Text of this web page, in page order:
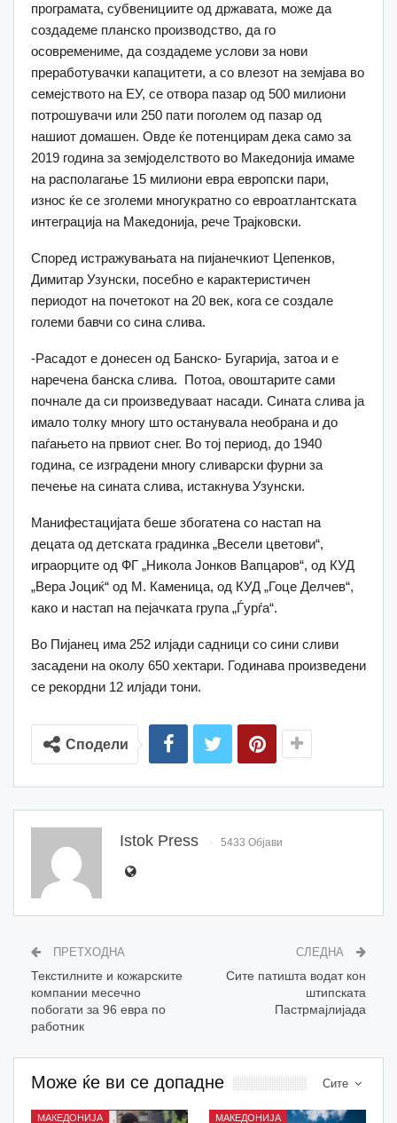
програмата, субвенициите од државата, може да
создадеме планско производство, да го
осовремениме, да создадеме услови за нови
преработувачки капацитети, а со влезот на земјава во
семејството на ЕУ, се отвора пазар од 500 милиони
потрошувачи или 250 пати поголем од пазар од
нашиот домашен. Овде ќе потенцирам дека само за
2019 година за земјоделството во Македонија имаме
на располагање 15 милиони евра европски пари,
износ ќе се зголеми многукратно со евроатлантската
интеграција на Македонија, рече Трајковски.
Според истражувањата на пијанечкиот Цепенков,
Димитар Узунски, посебно е карактеристичен
периодот на почетокот на 20 век, кога се создале
големи бавчи со сина слива.
-Расадот е донесен од Банско- Бугарија, затоа и е
наречена банска слива. Потоа, овоштарите сами
почнале да си произведуваат насади. Сината слива ја
имало толку многу што останувала необрана и до
паѓањето на првиот снег. Во тој период, до 1940
година, се изградени многу сливарски фурни за
печење на сината слива, истакнува Узунски.
Манифестацијата беше збогатена со настап на
децата од детската градинка „Весели цветови“,
играорците од ФГ „Никола Јонков Вапцаров“, од КУД
„Вера Јоциќ“ од М. Каменица, од КУД „Гоце Делчев“,
како и настап на пејачката група „Ѓурѓа“.
Во Пијанец има 252 илјади садници со сини сливи
засадени на околу 650 хектари. Годинава произведени
се рекордни 12 илјади тони.
Сподели
Istok Press 5433 Објави
ПРЕТХОДНА
Текстилните и кожарските
компании месечно
побогати за 96 евра по
работник
СЛЕДНА
Сите патишта водат кон
штипската
Пастрмајлијада
Сите
Може ќе ви се допадне
МАКЕДОНИЈА МАКЕДОНИЈА